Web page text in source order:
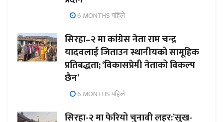
6 MONTHS पहिले
सिरहा–२ मा कांग्रेस नेता राम चन्द्र
यादवलाई जिताउन स्थानीयको सामूहिक
प्रतिबद्धता; ‘विकासप्रेमी नेताको विकल्प
छैन’
6 MONTHS पहिले
सिरहा-२ मा फेरियो चुनावी लहर:’सुख-